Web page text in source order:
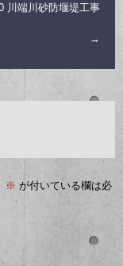
川端川砂防堰堤工事
→
※ が付いている欄は必